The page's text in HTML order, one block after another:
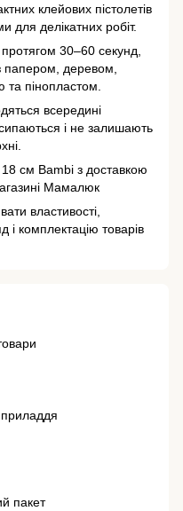
клейових пістолетів
для делікатних робіт.
30–60 секунд,
папером, деревом,
пінопластом.
всередині
і не залишають
см Bambi з доставкою
Мамалюк
властивості,
і комплектацію товарів
пакет